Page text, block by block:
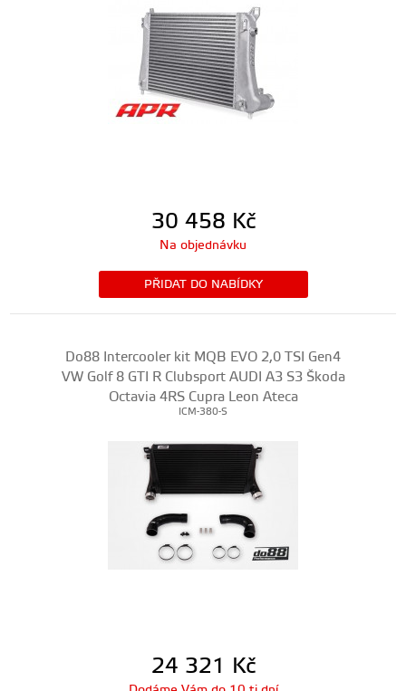
30 458 Kč
Na objednávku
PŘIDAT DO NABÍDKY
Do88 Intercooler kit MQB EVO 2,0 TSI Gen4
VW Golf 8 GTI R Clubsport AUDI A3 S3 Škoda
Octavia 4RS Cupra Leon Ateca
ICM-380-S
24 321 Kč